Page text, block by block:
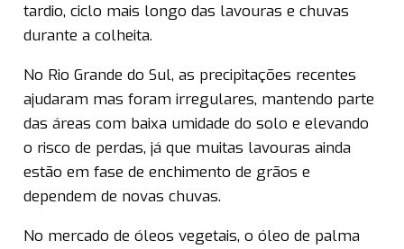
tardio, ciclo mais longo das lavouras e chuvas
durante a colheita.
No Rio Grande do Sul, as precipitações recentes
ajudaram mas foram irregulares, mantendo parte
das áreas com baixa umidade do solo e elevando
o risco de perdas, já que muitas lavouras ainda
estão em fase de enchimento de grãos e
dependem de novas chuvas.
No mercado de óleos vegetais, o óleo de palma